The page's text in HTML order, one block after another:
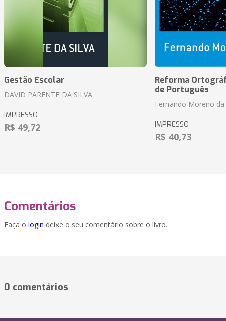
Gestão Escolar
DAVID PARENTE DA SILVA
IMPRESSO
R$ 49,72
Reforma
de Português
Fernando Moreno da
IMPRESSO
R$ 40,73
Comentários
Faça o login deixe o seu comentário sobre o livro.
0 comentários